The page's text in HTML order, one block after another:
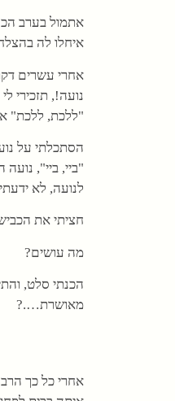
אתמול בערב
איחלו לה
אחרי עשרים
נועה!, תזכירי
"ללכת, ללכת"
הסתכלתי על
"ביי, ביי",
לנועה, לא
חציתי את
מה עושים?
הכנתי סלט,
מאושרת….?
אחרי כל כך